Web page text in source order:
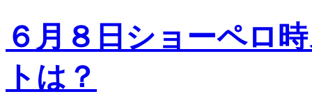
６月８日ショーペロ
トは？